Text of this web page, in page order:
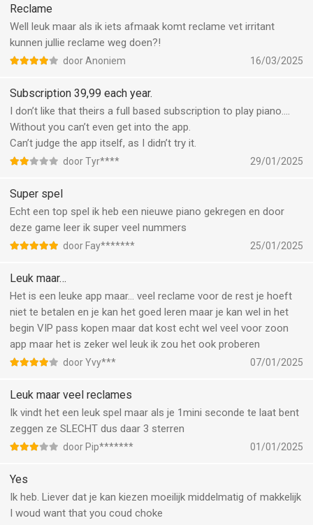
ik al jaren speel en nu ineens geld kost. Ik vind het echt raar dat
ze dit hebben gedaan. Ik leerde heel goed piano spelen tot dit..
alsjebliefd verander dit als een van de makers kijkt….
Reclame
Well leuk maar als ik iets afmaak komt reclame vet irritant
kunnen jullie reclame weg doen?!
door Anoniem 16/03/2025
Subscription 39,99 each year.
I don’t like that theirs a full based subscription to play piano….
Without you can’t even get into the app.
Can’t judge the app itself, as I didn’t try it.
door Tyr**** 29/01/2025
Super spel
Echt een top spel ik heb een nieuwe piano gekregen en door
deze game leer ik super veel nummers
door Fay******* 25/01/2025
Leuk maar…
Het is een leuke app maar… veel reclame voor de rest je hoeft
niet te betalen en je kan het goed leren maar je kan wel in het
begin VIP pass kopen maar dat kost echt wel veel voor zoon
app maar het is zeker wel leuk ik zou het ook proberen
door Yvy*** 07/01/2025
Leuk maar veel reclames
Ik vindt het een leuk spel maar als je 1mini seconde te laat bent
zeggen ze SLECHT dus daar 3 sterren
door Pip******* 01/01/2025
Yes
Ik heb. Liever dat je kan kiezen moeilijk middelmatig of makkelijk
I woud want that you coud choke